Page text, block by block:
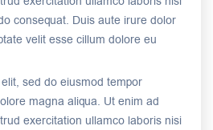
consequat. Duis aute irure dolor
velit esse cillum dolore eu
sed do eiusmod tempor
magna aliqua. Ut enim ad
exercitation ullamco laboris nisi